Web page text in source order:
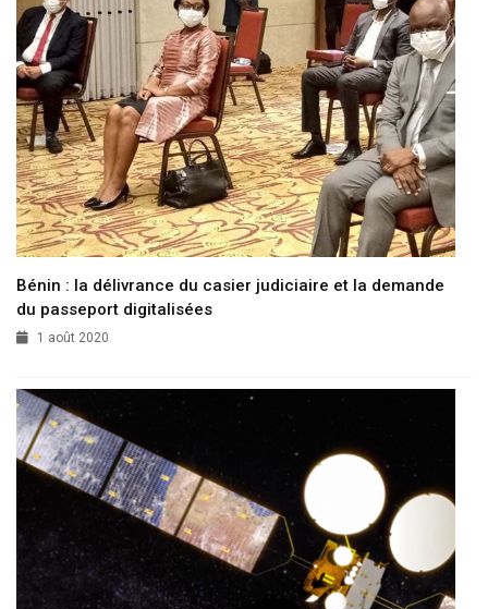
Bénin : la délivrance du casier judiciaire et la demande
du passeport digitalisées
1 août 2020